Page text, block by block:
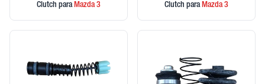
Clutch paraMazda3
Clutch paraMazda3